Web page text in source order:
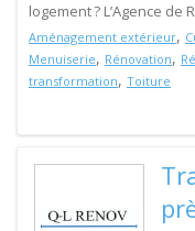
logement ? L’Agence
Aménagement extérieur,
Menuiserie, Rénovation,
transformation, Toiture